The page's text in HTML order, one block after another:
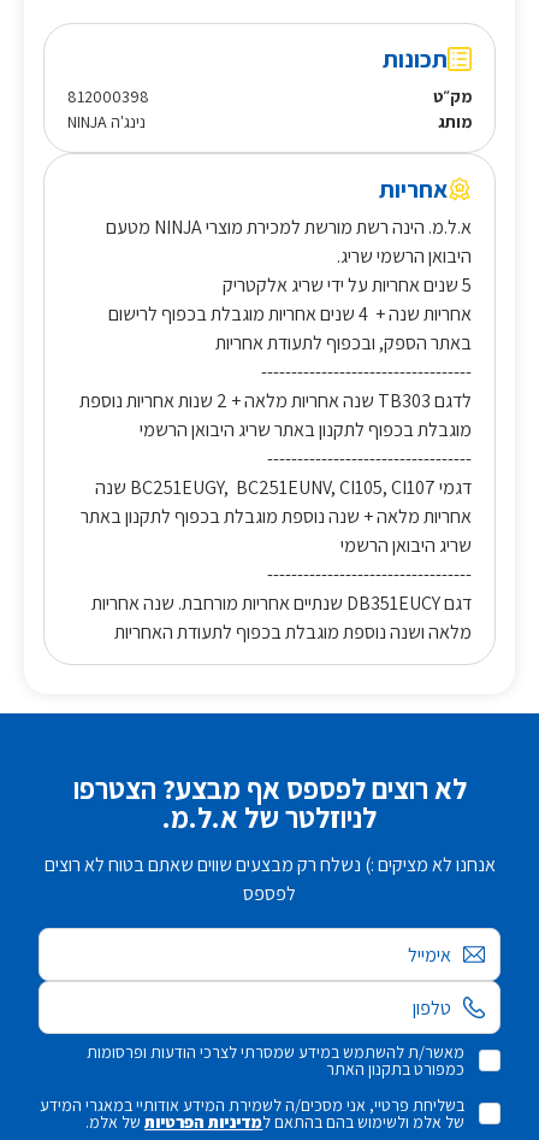
תכונות
מק״ט
812000398
מותג
נינג'ה NINJA
אחריות
א.ל.מ. הינה רשת מורשת למכירת מוצרי NINJA מטעם
היבואן הרשמי שריג.
אחריות שנה + 4 שנים אחריות מוגבלת בכפוף לרישום
באתר הספק, ובכפוף לתעודת אחריות
-----------------------------------
לדגם TB303 שנה אחריות מלאה + 2 שנות אחריות נוספת
מוגבלת בכפוף לתקנון באתר שריג היבואן הרשמי
----------------------------------
דגמי BC251EUGY, BC251EUNV, CI105, CI107 שנה
אחריות מלאה + שנה נוספת מוגבלת בכפוף לתקנון באתר
שריג היבואן הרשמי
----------------------------------
דגם DB351EUCY שנתיים אחריות מורחבת. שנה אחריות
מלאה ושנה נוספת מוגבלת בכפוף לתעודת האחריות
לא רוצים לפספס אף מבצע? הצטרפו
לניוזלטר של א.ל.מ.
אנחנו לא מציקים :) נשלח רק מבצעים שווים שאתם בטוח לא רוצים
לפספס
אימייל
מאשר/ת להשתמש במידע שמסרתי לצרכי הודעות ופרסומות
כמפורט בתקנון האתר
בשליחת פרטיי, אני מסכים/ה לשמירת המידע אודותיי במאגרי המידע
של אלמ ולשימוש בהם בהתאם למדיניות הפרטיותשל אלמ.